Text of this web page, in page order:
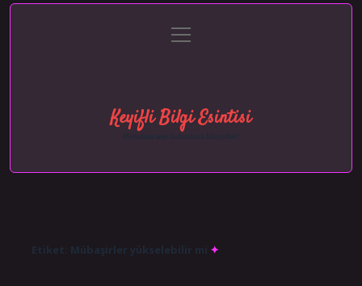
Gizlilik Politikası
menüyü
aç
Keyifli Bilgi Esintisi
Hayatına neşe katan kısa hikayeler!
Etiket: Mübaşirler yükselebilir mi